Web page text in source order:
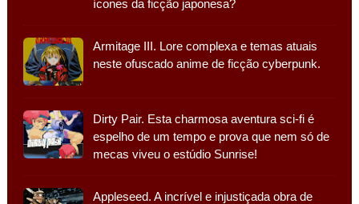
ícones da ficção japonesa?
Armitage III. Lore complexa e temas atuais
neste ofuscado anime de ficção cyberpunk.
Dirty Pair. Esta charmosa aventura sci-fi é
espelho de um tempo e prova que nem só de
mecas viveu o estúdio Sunrise!
Appleseed. A incrível e injustiçada obra de